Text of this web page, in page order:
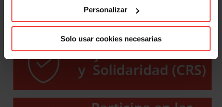
Personalizar
Solo usar cookies necesarias